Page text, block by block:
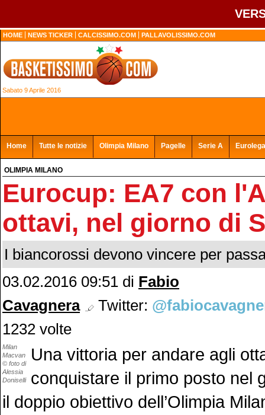
HOME NEWS TICKER CALCISSIMO.COM PALLAVOLISSIMO.COM
Sabato 9 Aprile 2016
Home Tutte le notizie Olimpia Milano Pagelle Serie A Eurolega
OLIMPIA MILANO
Eurocup: EA7 con
ottavi, nel giorno di
I biancorossi devono vincere per
03.02.2016 09:51 di Fabio
Cavagnera
Twitter:
1232 volte
Milan
Macvan
© foto di
Alessia
Doniselli
Una vittoria per andare agli
conquistare il primo posto nel
il doppio obiettivo dell’Olimpia